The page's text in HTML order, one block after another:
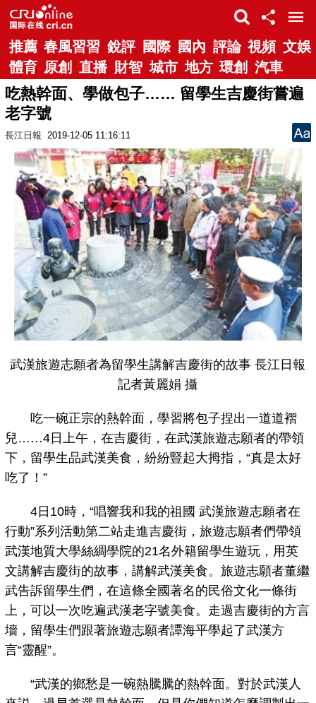
推薦 春風習習 銳評 國際 國內 評論 視頻 文娛
體育 原創 直播 財智 城市 地方 環創 汽車
吃熱幹面、學做包子…… 留學生吉慶街嘗遍
老字號
長江日報 2019-12-05 11:16:11
武漢旅遊志願者為留學生講解吉慶街的故事 長江日報
記者黃麗娟 攝
吃一碗正宗的熱幹面，學習將包子捏出一道道褶
兒……4日上午，在吉慶街，在武漢旅遊志願者的帶領
下，留學生品武漢美食，紛紛豎起大拇指，“真是太好
吃了！”
4日10時，“唱響我和我的祖國 武漢旅遊志願者在
行動”系列活動第二站走進吉慶街，旅遊志願者們帶領
武漢地質大學絲綢學院的21名外籍留學生遊玩，用英
文講解吉慶街的故事，講解武漢美食。旅遊志願者董繼
武告訴留學生們，在這條全國著名的民俗文化一條街
上，可以一次吃遍武漢老字號美食。走過吉慶街的方言
墻，留學生們跟著旅遊志願者譚海平學起了武漢方
言“靈醒”。
“武漢的鄉愁是一碗熱騰騰的熱幹面。對於武漢人